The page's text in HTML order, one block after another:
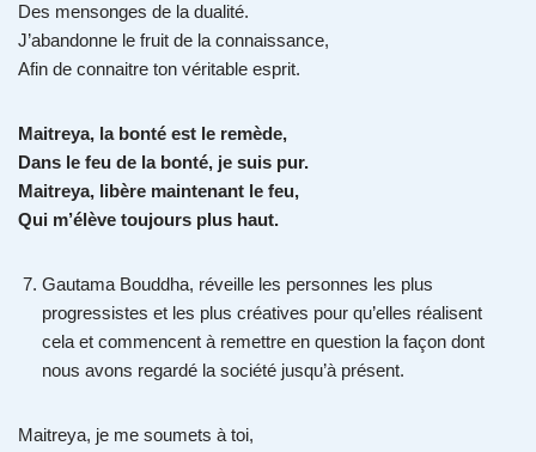
Des mensonges de la dualité.
J’abandonne le fruit de la connaissance,
Afin de connaitre ton véritable esprit.
Maitreya, la bonté est le remède,
Dans le feu de la bonté, je suis pur.
Maitreya, libère maintenant le feu,
Qui m’élève toujours plus haut.
Gautama Bouddha, réveille les personnes les plus
progressistes et les plus créatives pour qu’elles réalisent
cela et commencent à remettre en question la façon dont
nous avons regardé la société jusqu’à présent.
Maitreya, je me soumets à toi,